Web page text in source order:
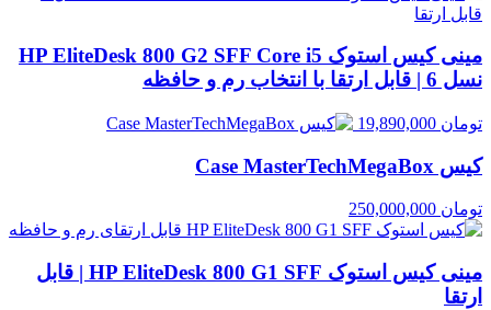
مینی کیس استوک HP EliteDesk 800 G2 SFF Core i5
نسل 6 | قابل ارتقا با انتخاب رم و حافظه
تومان
کیس Case MasterTechMegaBox
تومان
مینی کیس استوک HP EliteDesk 800 G1 SFF | قابل
ارتقا